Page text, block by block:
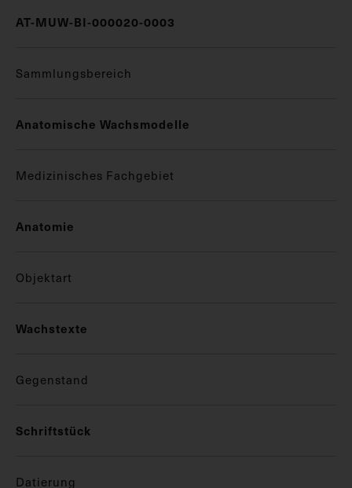
AT-MUW-BI-000020-0003
Sammlungsbereich
Anatomische Wachsmodelle
Medizinisches Fachgebiet
Anatomie
Objektart
Wachstexte
Gegenstand
Schriftstück
Datierung